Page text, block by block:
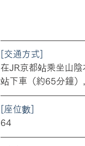
[交通方式]
在JR京都站乘坐山
站下車（約65分鐘）
[座位數]
64